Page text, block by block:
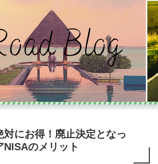
対にお得！廃止決定となっ
NISAのメリット